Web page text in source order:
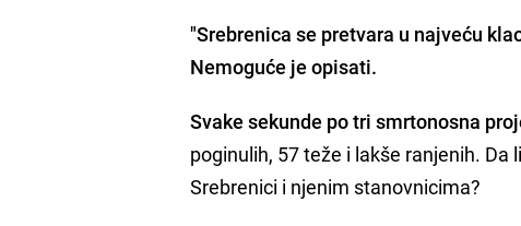
"Srebrenica se pretvara u najveću
Nemoguće je opisati.
Svake sekunde po tri smrtonosna
poginulih, 57 teže i lakše ranjenih.
Srebrenici i njenim stanovnicima?